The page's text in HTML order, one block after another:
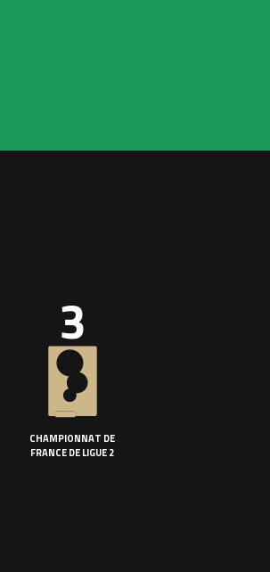
3
CHAMPIONNAT DE
FRANCE DE LIGUE 2